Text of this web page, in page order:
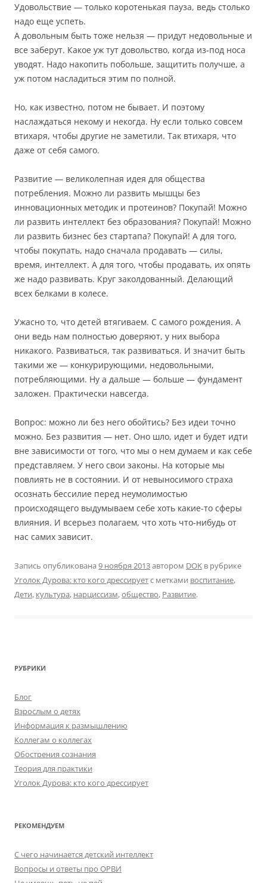
Удовольствие — только коротенькая пауза, ведь столько
надо еще успеть.
А довольным быть тоже нельзя — придут недовольные и
все заберут. Какое уж тут довольство, когда из-под носа
уводят. Надо накопить побольше, защитить получше, а
уж потом насладиться этим по полной.
Но, как известно, потом не бывает. И поэтому
наслаждаться некому и некогда. Ну если только совсем
втихаря, чтобы другие не заметили. Так втихаря, что
даже от себя самого.
Развитие — великолепная идея для общества
потребления. Можно ли развить мышцы без
инновационных методик и протеинов? Покупай! Можно
ли развить интеллект без образования? Покупай! Можно
ли развить бизнес без стартапа? Покупай! А для того,
чтобы покупать, надо сначала продавать — силы,
время, интеллект. А для того, чтобы продавать, их опять
же надо развивать. Круг заколдованный. Делающий
всех белками в колесе.
Ужасно то, что детей втягиваем. С самого рождения. А
они ведь нам полностью доверяют, у них выбора
никакого. Развиваться, так развиваться. И значит быть
такими же — конкурирующими, недовольными,
потребляющими. Ну а дальше — больше — фундамент
заложен. Практически навсегда.
Вопрос: можно ли без него обойтись? Без идеи точно
можно. Без развития — нет. Оно шло, идет и будет идти
вне зависимости от того, что мы о нем думаем и как себе
представляем. У него свои законы. На которые мы
повлиять не в состоянии. И от невыносимого страха
осознать бессилие перед неумолимостью
происходящего выдумываем себе хоть какие-то сферы
влияния. И всерьез полагаем, что хоть что-нибудь от
нас самих зависит.
Запись опубликована 9 ноября 2013автором DOK в рубрике
Уголок Дурова: кто кого дрессируетс метками воспитание,
Дети, культура, нарциссизм,общество, Развитие.
РУБРИКИ
Блог
Взрослым о детях
Информация к размышлению
Коллегам о коллегах
Обострения сознания
Теория для практики
Уголок Дурова: кто кого дрессирует
РЕКОМЕНДУЕМ
C чего начинается детский интеллект
Вопросы и ответы про ОРВИ